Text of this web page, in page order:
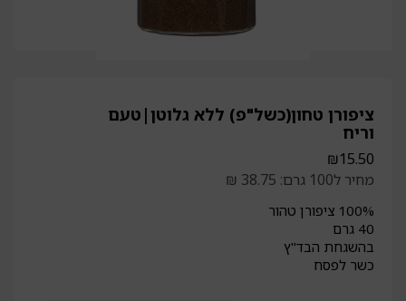
ציפורן טחון(כשל"פ) ללא גלוטן|טעם
וריח
₪15.50
מחיר ל100 גרם: 38.75 ₪
100% ציפורן טהור
40 גרם
בהשגחת הבד"ץ
כשר לפסח